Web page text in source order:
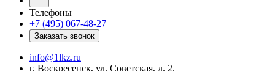
Телефоны
+7 (495) 067-48-27
Заказать звонок
info@1lkz.ru
г. Воскресенск, ул. Советская, д. 2.